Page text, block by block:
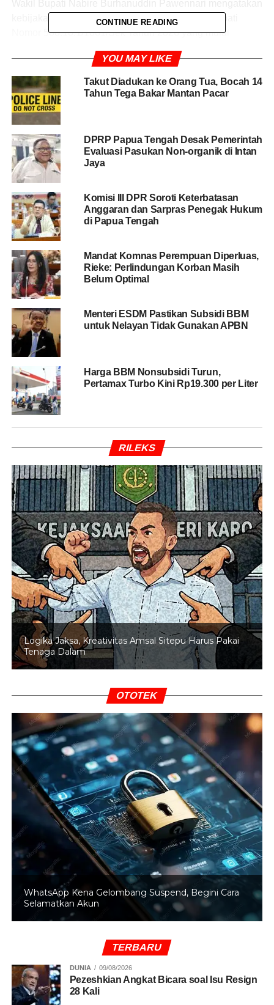
kebijakan tersebut diatur dalam Surat Edaran Bupati
Nomor 500.10.1/1061/Sek Tahun 2026 yang mulai
sistem tersebut mulai menunjukkan dampak positif
terhadap pengurangan antrean kendaraan di SPBU.
“Sekarang sudah mulai kelihatan, antrean motor, mobil,
(28/6/2026).
BACA JUGA
Harga BBM Juli 2025: Kenaikan
Kompak di Pertamina, Shell, BP, dan Vivo
Dirinya menjelaskan, sebelumnya antrean panjang
kendaraan di
lalu lintas, tetapi juga meningkatkan risiko kecelakaan
karena banyak kendaraan memadati badan jalan. Oleh
sebab itu, pembatasan dinilai perlu dilakukan untuk
menjaga ketertiban distribusi BBM bersubsidi.
Meski demikian, pemerintah daerah tetap membuka
ruang evaluasi terhadap kebijakan tersebut. Evaluasi
dilakukan secara berkala setiap bulan untuk memastikan
tujuan awal.
“Setiap kebijakan pasti ada pro dan kontra. Karena itu
Ia mengakui sebagian masyarakat, terutama pengemudi
aturan tersebut karena kebutuhan BBM yang tinggi setiap
hari. Namun pemerintah tetap berpegang pada prinsip
distribusi tepat sasaran agar subsidi energi tidak
disalahgunakan.
BACA JUGA Baku Tembak Dengan TNI, Satu
Anggota KKB Tewas di Papua
“IntinyaBupatiNabire tetap tegas bahwa surat edaran itu
tetap berlaku agar BBM subsidi dinikmati masyarakat
yang berhak,” ucapnya.
Selain penerapan ganjil genap, pemerintah daerah juga
atau Pertamini. Penertiban tersebut mencakup
pengawasan izin usaha serta standar takaran BBM yang
dijual kepada masyarakat.
Burhanuddin menegaskan penjualan BBM subsidi oleh
pengecer tidak diperbolehkan. Pertamini hanya
diperkenankan menjual BBM nonsubsidi seperti
Pertamax sesuai ketentuan yang berlaku.
Ia juga mengingatkan ketentuan dalam Undang Undang
Nomor 22 Tahun 2001 tentang Minyak dan Gas Bumi
yang mengatur sanksi bagi penyalahgunaan distribusi
BBM subsidi.
Selain itu, kendaraan dengan pelat nomor luar daerah
tidak diperbolehkan membeli BBM subsidi di wilayah
Nabire. Pemilik kendaraan diminta melakukan mutasi ke
CONTINUE READING
YOU MAY LIKE
Takut Diadukan ke Orang Tua, Bocah 14
Tahun Tega Bakar Mantan Pacar
DPRP Papua Tengah Desak Pemerintah
Evaluasi Pasukan Non-organik di Intan
Jaya
Komisi III DPR Soroti Keterbatasan
Anggaran dan Sarpras Penegak Hukum
di Papua Tengah
Mandat Komnas Perempuan Diperluas,
Rieke: Perlindungan Korban Masih
Belum Optimal
Menteri ESDM Pastikan Subsidi BBM
untuk Nelayan Tidak Gunakan APBN
Harga BBM Nonsubsidi Turun,
Pertamax Turbo Kini Rp19.300 per Liter
RILEKS
Logika Jaksa, Kreativitas Amsal Sitepu Harus Pakai
Tenaga Dalam
OTOTEK
WhatsApp Kena Gelombang Suspend, Begini Cara
Selamatkan Akun
TERBARU
DUNIA 09/08/2026
Pezeshkian Angkat Bicara soal Isu Resign
28 Kali